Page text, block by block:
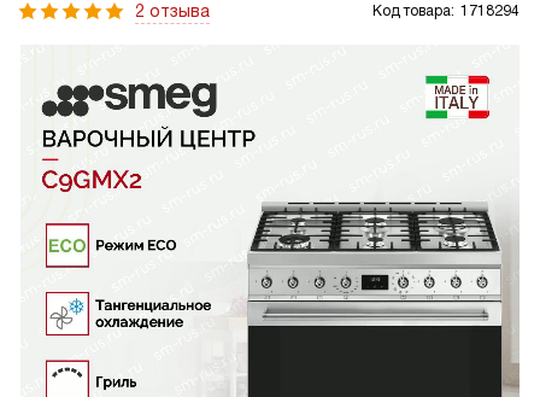
2 отзыва Код товара: 1718294